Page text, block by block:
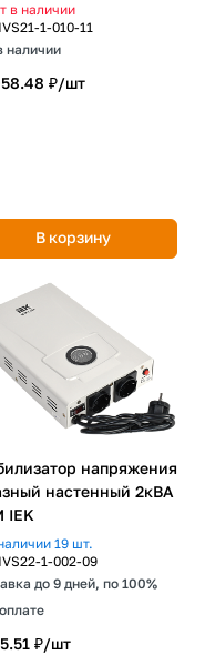
в наличии
IVS21-1-010-11
наличии
₽/шт
В корзину
напряжения
настенный 2кВА
IEK
19 шт.
IVS22-1-002-09
до 9 дней, по 100%
₽/шт